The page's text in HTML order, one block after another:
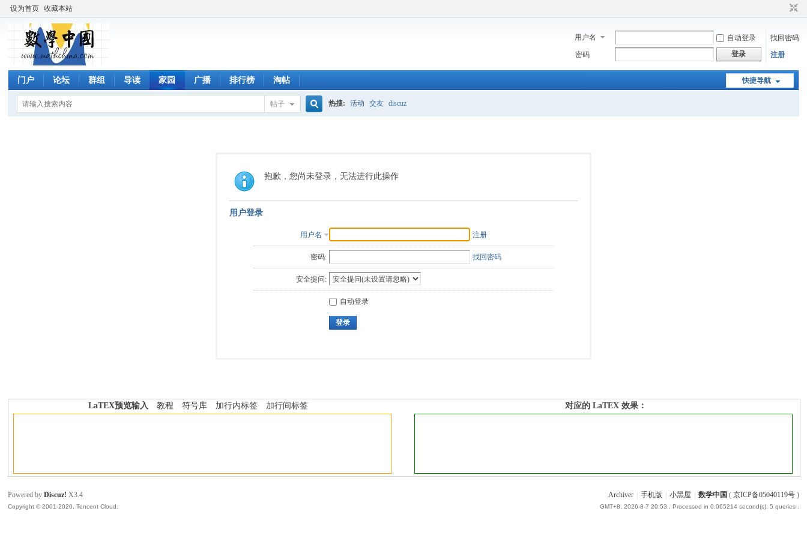
设为首页 收藏本站
用户名 自动登录
找回密码
密码
登录 注册
快捷导航
门户 论坛 群组 导读 家园 广播 排行榜 淘帖
帖子
索
热搜: 活动 交友 discuz
抱歉，您尚未登录，无法进行此操作
用户登录
用户名 注册
密码: 找回密码
安全提问:
自动登录
登录
LaTEX预览输入 教程 符号库 加行内标签 加行间标签 对应的 LaTEX 效果：
Archiver 手机版 小黑屋 数学中国 ( 京ICP备05040119号)
GMT+8, 2026-8-7 20:53 , Processed in 0.065214 second(s), 5 queries .
Powered byDiscuz! X3.4
Copyright © 2001-2020, Tencent Cloud.